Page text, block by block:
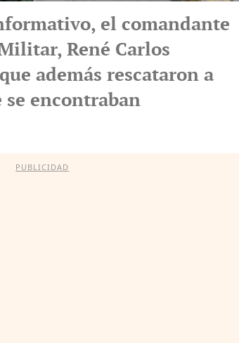
el comandante
René Carlos
además rescataron a
se encontraban
PUBLICIDAD